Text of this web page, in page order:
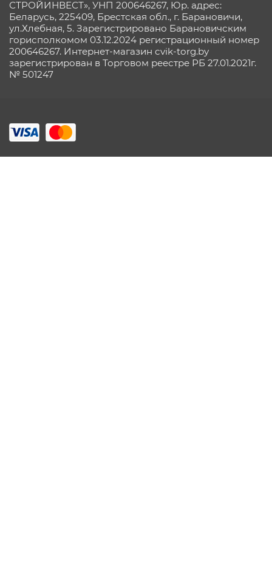
СТРОЙИНВЕСТ», УНП 200646267, Юр. адрес:
Беларусь, 225409, Брестская обл., г. Барановичи,
ул.Хлебная, 5. Зарегистрировано Барановичским
горисполкомом 03.12.2024 регистрационный номер
200646267. Интернет-магазин cvik-torg.by
зарегистрирован в Торговом реестре РБ 27.01.2021г.
№ 501247